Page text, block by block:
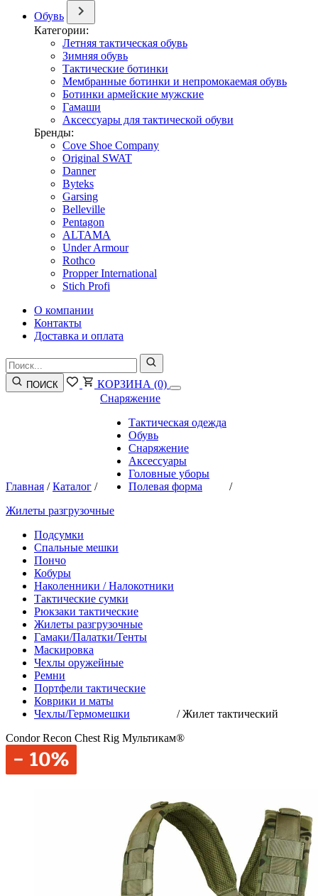
Обувь
Категории:
Летняя тактическая обувь
Зимняя обувь
Тактические ботинки
Мембранные ботинки и непромокаемая обувь
Ботинки армейские мужские
Гамаши
Аксессуары для тактической обуви
Бренды:
Cove Shoe Company
Original SWAT
Danner
Byteks
Garsing
Belleville
Pentagon
ALTAMA
Under Armour
Rothco
Propper International
Stich Profi
О компании
Контакты
Доставка и оплата
ПОИСК КОРЗИНА (0)
Главная /Каталог /
Снаряжение
Тактическая одежда
Обувь
Снаряжение
Аксессуары
Головные уборы
Полевая форма
/
Жилеты разгрузочные
Подсумки
Спальные мешки
Пончо
Кобуры
Наколенники / Налокотники
Тактические сумки
Рюкзаки тактические
Жилеты разгрузочные
Гамаки/Палатки/Тенты
Маскировка
Чехлы оружейные
Ремни
Портфели тактические
Коврики и маты
Чехлы/Гермомешки
/Жилет тактический
Condor Recon Chest Rig Мультикам®